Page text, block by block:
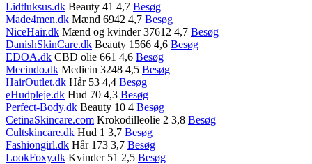
Lidtluksus.dk Beauty 41 4,7 Besøg
Made4men.dk Mænd 6942 4,7 Besøg
NiceHair.dk Mænd og kvinder 37612 4,7 Besøg
DanishSkinCare.dk Beauty 1566 4,6 Besøg
EDOA.dk CBD olie 661 4,6 Besøg
Mecindo.dk Medicin 3248 4,5 Besøg
HairOutlet.dk Hår 53 4,4 Besøg
eHudpleje.dk Hud 70 4,3 Besøg
Perfect-Body.dk Beauty 10 4 Besøg
CetinaSkincare.com Krokodilleolie 2 3,8 Besøg
Cultskincare.dk Hud 1 3,7 Besøg
Fashiongirl.dk Hår 173 3,7 Besøg
LookFoxy.dk Kvinder 51 2,5 Besøg